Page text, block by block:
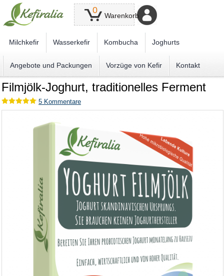
0
Warenkorb
Milchkefir Wasserkefir Kombucha Joghurts
Angebote und Packungen Vorzüge von Kefir Kontakt
Filmjölk-Joghurt, traditionelles Ferment
5 Kommentare